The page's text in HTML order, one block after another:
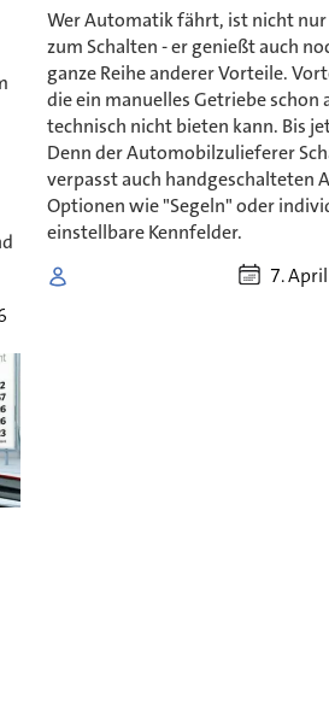
Wer Automatik fährt, ist nicht nur
zum Schalten - er genießt auch
ganze Reihe anderer Vorteile.
die ein manuelles Getriebe schon
technisch nicht bieten kann. Bis
Denn der Automobilzulieferer
verpasst auch handgeschalteten
Optionen wie "Segeln" oder
einstellbare Kennfelder.
7.